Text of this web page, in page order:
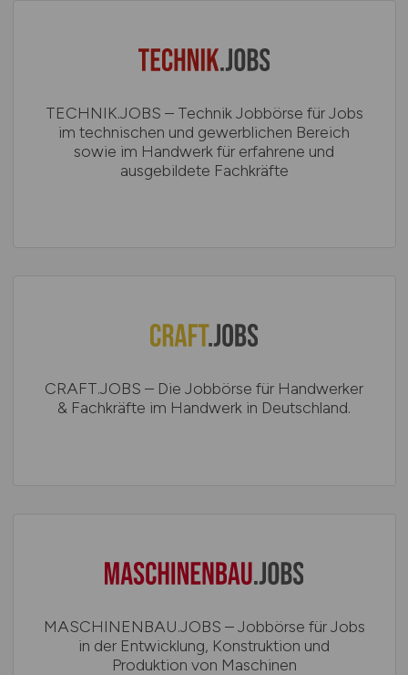
TECHNIK.JOBS – Technik Jobbörse für Jobs
im technischen und gewerblichen Bereich
sowie im Handwerk für erfahrene und
ausgebildete Fachkräfte
CRAFT.JOBS – Die Jobbörse für Handwerker
& Fachkräfte im Handwerk in Deutschland.
MASCHINENBAU.JOBS – Jobbörse für Jobs
in der Entwicklung, Konstruktion und
Produktion von Maschinen